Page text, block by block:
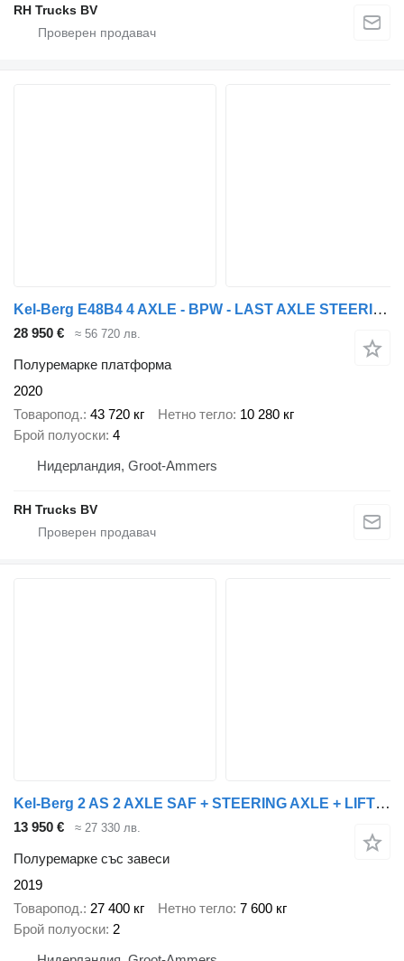
RH Trucks BV
Kel-Berg E48B4 4 AXLE - BPW - LAST AXLE STEERING
28 950 € ≈ 56 720 лв.
Полуремарке платформа
2020
Товаропод. 43 720 кг Нетно тегло 10 280 кг
Брой полуоски 4
Нидерландия, Groot-Ammers
RH Trucks BV
Kel-Berg 2 AS 2 AXLE SAF + STEERING AXLE + LIFTING AXLE
13 950 € ≈ 27 330 лв.
Полуремарке със завеси
2019
Товаропод. 27 400 кг Нетно тегло 7 600 кг
Брой полуоски 2